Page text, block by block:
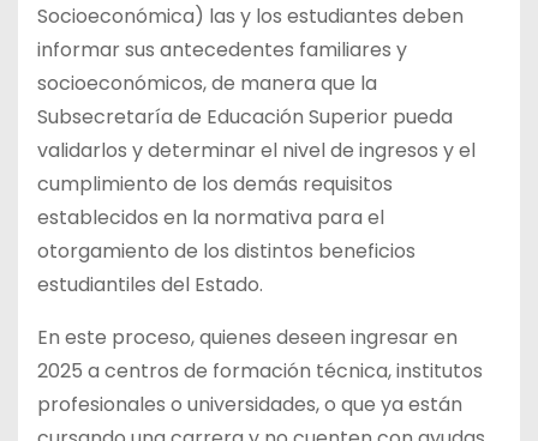
Socioeconómica) las y los estudiantes deben
informar sus antecedentes familiares y
socioeconómicos, de manera que la
Subsecretaría de Educación Superior pueda
validarlos y determinar el nivel de ingresos y el
cumplimiento de los demás requisitos
establecidos en la normativa para el
otorgamiento de los distintos beneficios
estudiantiles del Estado.
En este proceso, quienes deseen ingresar en
2025 a centros de formación técnica, institutos
profesionales o universidades, o que ya están